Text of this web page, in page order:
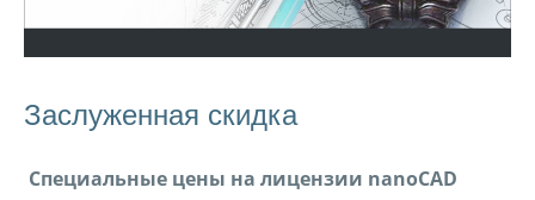
Заслуженная скидка
Специальные цены на лицензии nanoCAD